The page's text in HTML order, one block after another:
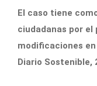
El caso tiene
ciudadanas por el
modificaciones
Diario Sostenible,